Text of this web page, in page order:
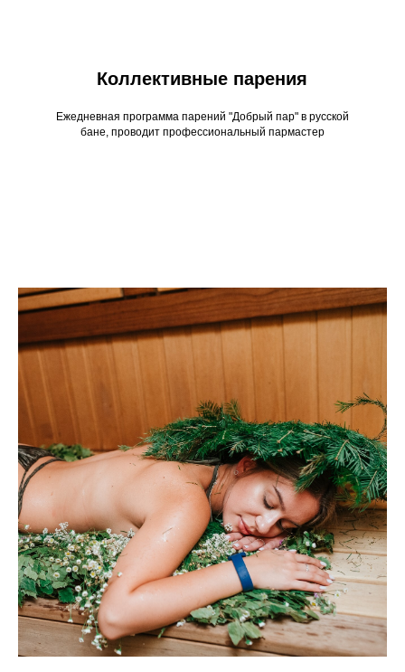
Коллективные парения
Ежедневная программа парений "Добрый пар" в русской
бане, проводит профессиональный пармастер